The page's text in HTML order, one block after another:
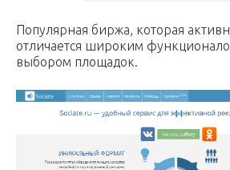
Популярная биржа, которая
отличается широким
выбором площадок.